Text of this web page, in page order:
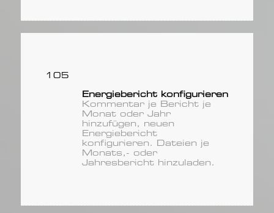
105
Energiebericht konfigurieren
Kommentar je Bericht je
Monat oder Jahr
hinzufügen, neuen
Energiebericht
konfigurieren. Dateien je
Monats,- oder
Jahresbericht hinzuladen.